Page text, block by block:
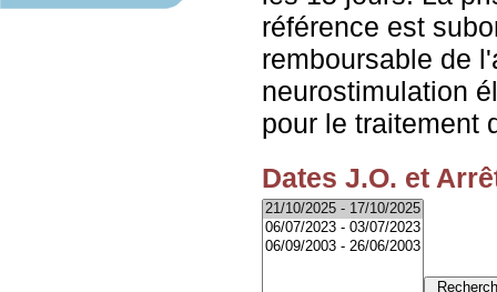
référence est
remboursable de
neurostimulation
pour le traitement
Dates J.O. et